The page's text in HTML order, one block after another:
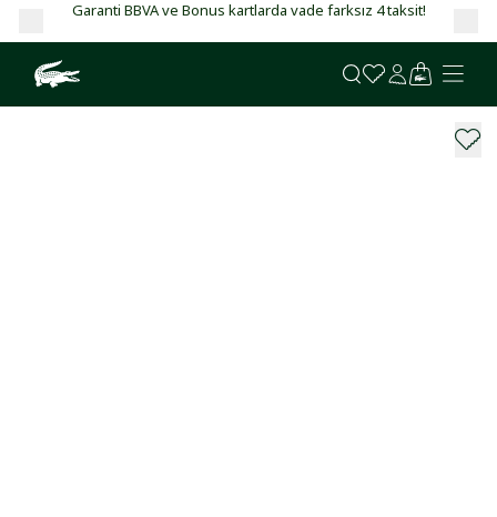
Garanti BBVA ve Bonus kartlarda vade farksız 4 taksit!